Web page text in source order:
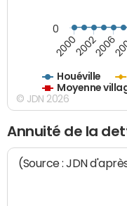
Houéville
Moyenne
200020022006
0
© JDN 2026
Annuité de la
(Source : JDN